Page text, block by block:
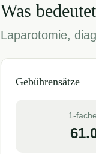
Was
Laparotomie,
Gebührensätze
1-